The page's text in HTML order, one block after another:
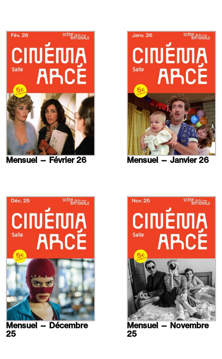
Mensuel — Février 26
En
plus
Mensuel — Janvier 26
En
plus
Mensuel — Décembre
25
En
plus
Mensuel — Novembre
25
En
plus